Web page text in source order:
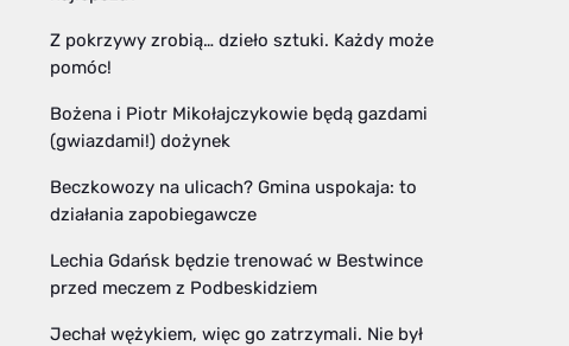
Z pokrzywy zrobią… dzieło sztuki. Każdy może
pomóc!
Bożena i Piotr Mikołajczykowie będą gazdami
(gwiazdami!) dożynek
Beczkowozy na ulicach? Gmina uspokaja: to
działania zapobiegawcze
Lechia Gdańsk będzie trenować w Bestwince
przed meczem z Podbeskidziem
Jechał wężykiem, więc go zatrzymali. Nie był